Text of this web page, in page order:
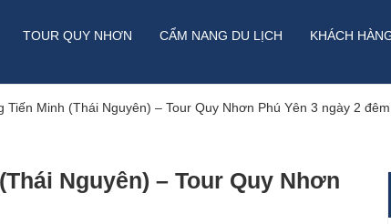
TOUR QUY NHƠN CẨM NANG DU LỊCH KHÁCH
Tiến Minh (Thái Nguyên) – Tour Quy Nhơn Phú Yên 3 ngày 2 đêm
Nguyên) – Tour Quy Nhơn